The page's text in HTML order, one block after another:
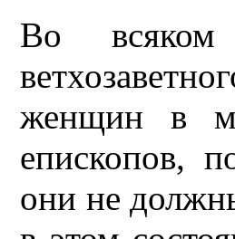
Во всяком
женщин в
епископов,
они не